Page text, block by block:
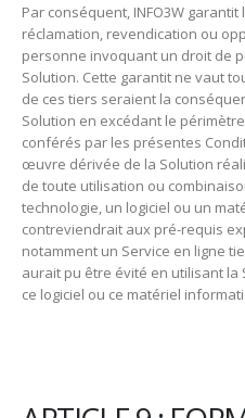
Par conséquent, INFO3W
réclamation, revendication ou
personne invoquant un droit de
Solution. Cette garantit ne vaut
de ces tiers seraient la
Solution en excédant le
conférés par les présentes
œuvre dérivée de la Solution
de toute utilisation ou
technologie, un logiciel ou un
contreviendrait aux pré-requis
notamment un Service en ligne
aurait pu être évité en utilisant la
ce logiciel ou ce matériel